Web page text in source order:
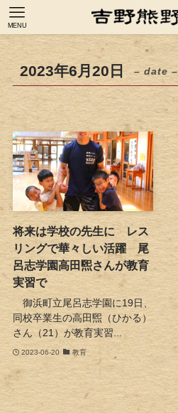
MENU
2023年6月20日 – date –
将来は学校の先生に レス
リングで華々しい活躍 尾
呂志学園高田煕さんが教育
実習で
御浜町立尾呂志学園に19日、
同校卒業生の高田煕（ひかる）
さん（21）が教育実習...
2023-06-20 教育